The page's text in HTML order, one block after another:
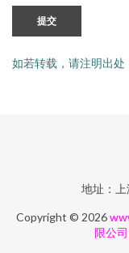
提交
如若转载，请注明出
地址：
Copyright © 2026
限公司